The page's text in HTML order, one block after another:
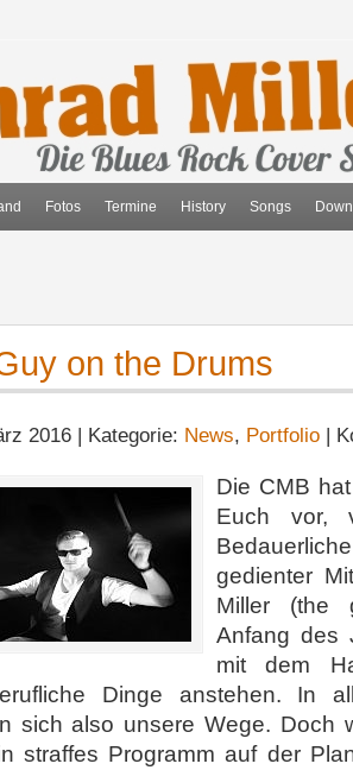
Fotos Termine History Songs
on the Drums
2016 | Kategorie: News, Portfolio |
Die CMB
Euch vor,
gedienter
Miller (the
Anfang des
mit dem
Dinge anstehen. In
sich also unsere Wege. Doch
straffes Programm auf der